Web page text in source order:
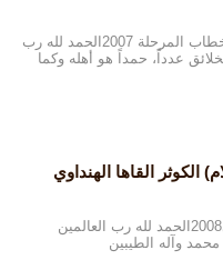
يوم الزهراء (عليها السلام) يوم الفرقان (1)خطاب المرحلة 2007الحمد لله رب
عدداً، حمداً هو أهله وكما
القاها الهنداوي
فاطمة (عليها السلام) الكوثر القاها الهنداوي2008الحمد لله رب العالمين
وآله الطيبين